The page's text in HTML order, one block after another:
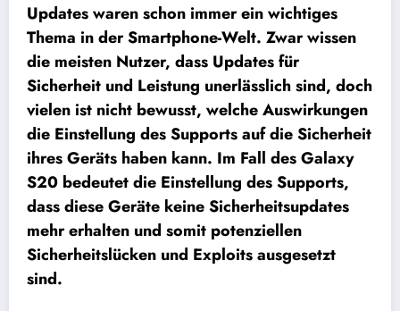
Updates waren schon immer ein wichtiges
Thema in der Smartphone-Welt. Zwar wissen
die meisten Nutzer, dass Updates für
Sicherheit und Leistung unerlässlich sind, doch
vielen ist nicht bewusst, welche Auswirkungen
die Einstellung des Supports auf die Sicherheit
ihres Geräts haben kann. Im Fall des Galaxy
S20 bedeutet die Einstellung des Supports,
dass diese Geräte keine Sicherheitsupdates
mehr erhalten und somit potenziellen
Sicherheitslücken und Exploits ausgesetzt
sind.